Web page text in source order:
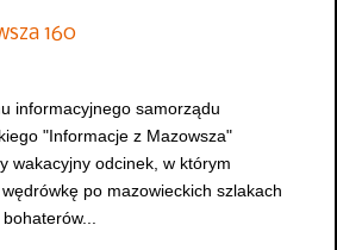
160
informacyjnego samorządu
"Informacje z Mazowsza"
wakacyjny odcinek, w którym
po mazowieckich szlakach